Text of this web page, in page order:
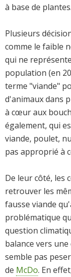
à base de plantes.
Plusieurs
comme le faible
qui ne
population (en
terme "viande"
d'animaux dans
à cœur aux
également, qui
viande, poulet,
pas approprié à
De leur côté, les
retrouver les
fausse viande
problématique
question
balance vers
semble pas
de McDo. En